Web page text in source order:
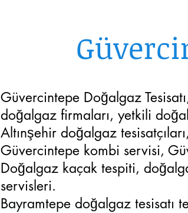
Güvercintepe Doğalgaz
doğalgaz firmaları, yetkili
Altınşehir doğalgaz
Güvercintepe kombi servisi,
Doğalgaz kaçak tespiti,
servisleri.
Bayramtepe doğalgaz tesisatı